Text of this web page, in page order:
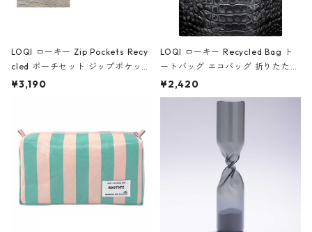
LOQI ローキー Zip Pockets Recy
cled ポーチセット ジップポケット
ファスナーポーチ 撥水加工 トラベ
ーガンディー、オフホワイト
¥3,190
LOQI ローキー Recycled Bag ト
ートバッグ エコバッグ 折りたたみ
大きめ 撥水加工 収納ポーチ CRO
CODILE/Black クロコダイル/ブラ
¥2,420